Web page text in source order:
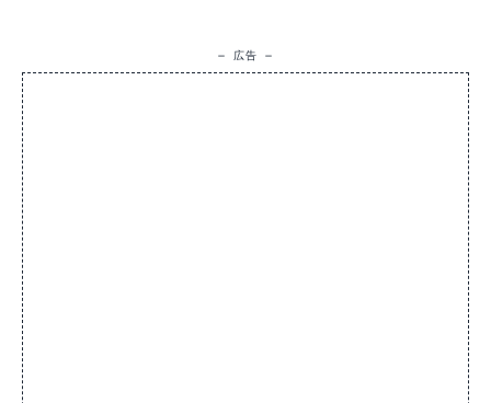
— 広告 —